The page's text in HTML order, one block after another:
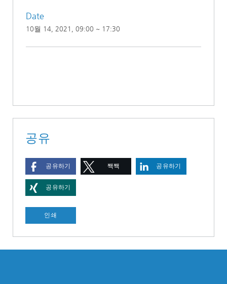
Date
10월 14, 2021 , 09:00 ~ 17:30
공유
공유하기 짹짹 공유하기
공유하기
인쇄